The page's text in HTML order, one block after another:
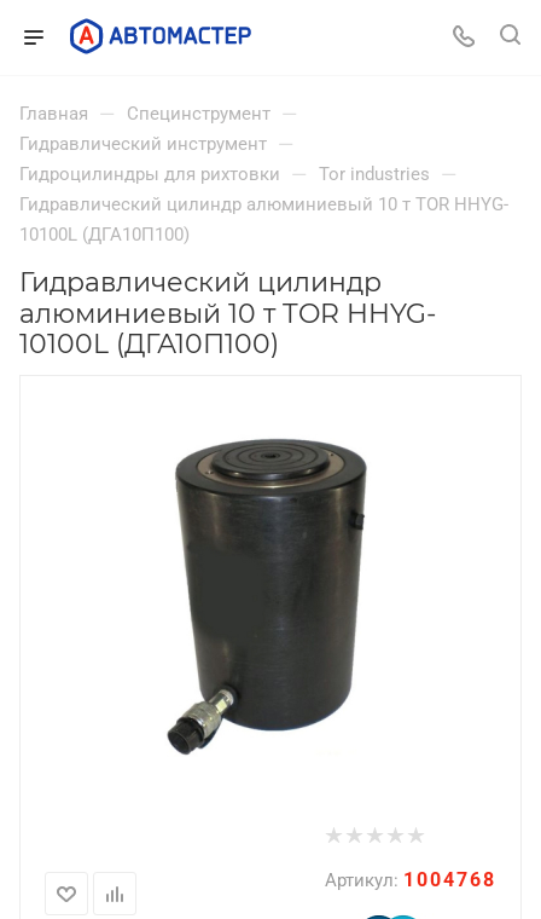
Главная — Специнструмент —
Гидравлический инструмент —
Гидроцилиндры для рихтовки — Tor industries —
Гидравлический цилиндр алюминиевый 10 т TOR HHYG-
10100L (ДГА10П100)
Гидравлический цилиндр
алюминиевый 10 т TOR HHYG-
10100L (ДГА10П100)
Артикул: 1004768